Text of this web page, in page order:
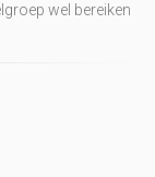
wel bereiken